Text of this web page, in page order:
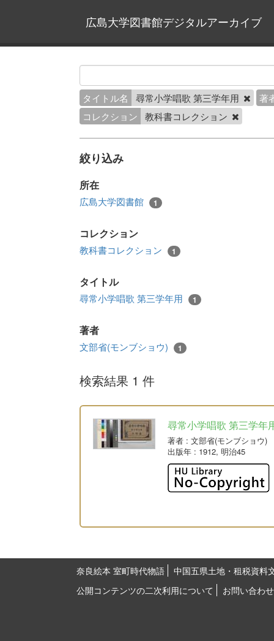
広島大学図書館デジタルアーカイブ
タイトル名 尋常小学唱歌 第三学年用
著
コレクション
教科書コレクション
絞り込み
所在
広島大学図書館 1
コレクション
教科書コレクション 1
タイトル
尋常小学唱歌 第三学年用 1
著者
文部省(モンブショウ) 1
検索結果 1 件
尋常小学唱歌 第三学年
著者 : 文部省(モンブショウ)
出版年 : 1912, 明治45
奈良絵本 室町時代物語
中国五県土地・租税資料
公開コンテンツの二次利用について
お問い合わせ